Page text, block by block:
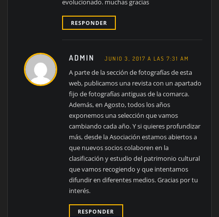
evolucionado. muchas gracias
RESPONDER
ADMIN JUNIO 3, 2017 A LAS 7:31 AM
A parte de la sección de fotografías de esta
web, publicamos una revista con un apartado
fijo de fotografías antiguas de la comarca.
Además, en Agosto, todos los años
exponemos una selección que vamos
cambiando cada año. Y si quieres profundizar
más, desde la Asociación estamos abiertos a
que nuevos socios colaboren en la
clasificación y estudio del patrimonio cultural
que vamos recogiendo y que intentamos
difundir en diferentes medios. Gracias por tu
interés.
RESPONDER